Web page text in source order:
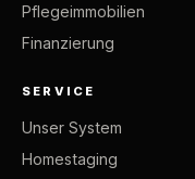
Pflegeimmobilien
Finanzierung
SERVICE
Unser System
Homestaging